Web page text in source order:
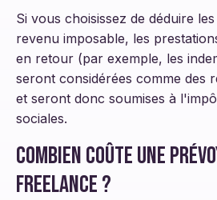
Si vous choisissez de déduire
revenu imposable, les
en retour (par exemple, les
seront considérées comme des
et seront donc soumises à
sociales.
Combien coûte une
freelance ?